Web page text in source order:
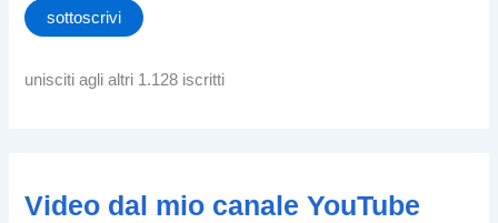
r
z
a
sottoscrivi
unisciti agli altri 1.128 iscritti
Video dal mio canale YouTube